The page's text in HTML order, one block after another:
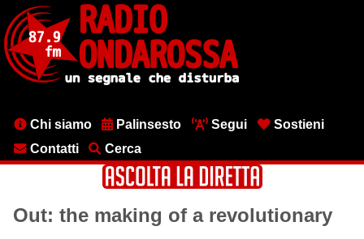
contenuto
principale
MenuChi siamo Palinsesto Segui
Sostieni
Contatti
Cerca
Out: the making of a revolutionary